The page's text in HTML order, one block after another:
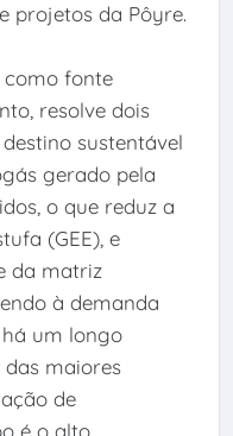
projetos da Pôyre.
como fonte
resolve dois
sustentável
gerado pela
o que reduz a
(GEE), e
da matriz
à demanda
um longo
maiores
de
é o alto